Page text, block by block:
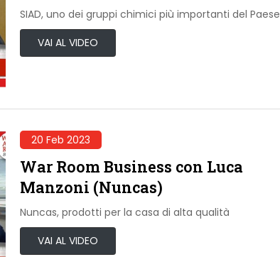
SIAD, uno dei gruppi chimici più importanti del Paese
VAI AL VIDEO
20 Feb 2023
War Room Business con Luca
Manzoni (Nuncas)
Nuncas, prodotti per la casa di alta qualità
VAI AL VIDEO